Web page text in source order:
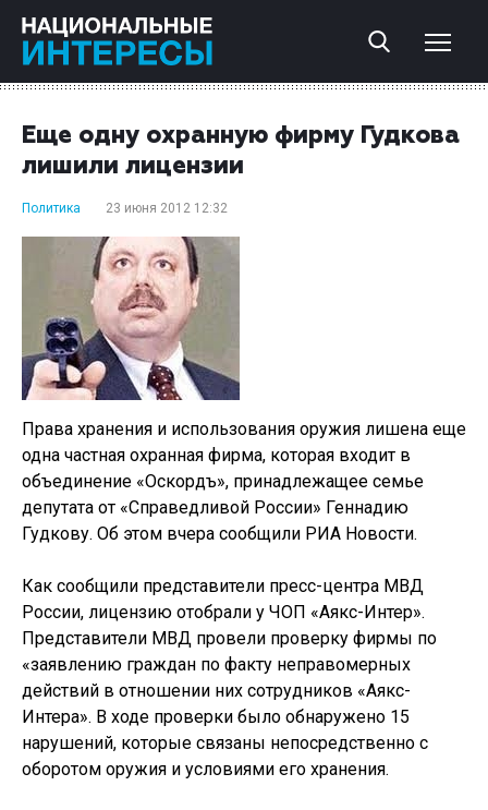
Еще одну охранную фирму Гудкова
лишили лицензии
Политика 23 июня 2012 12:32
Права хранения и использования оружия лишена еще
одна частная охранная фирма, которая входит в
объединение «Оскордъ», принадлежащее семье
депутата от «Справедливой России» Геннадию
Гудкову. Об этом вчера сообщили РИА Новости.
Как сообщили представители пресс-центра МВД
России, лицензию отобрали у ЧОП «Аякс-Интер».
Представители МВД провели проверку фирмы по
«заявлению граждан по факту неправомерных
действий в отношении них сотрудников «Аякс-
Интера». В ходе проверки было обнаружено 15
нарушений, которые связаны непосредственно с
оборотом оружия и условиями его хранения.